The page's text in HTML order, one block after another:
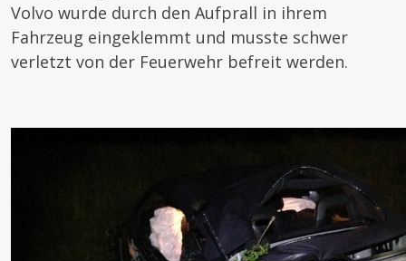
Volvo wurde durch den Aufprall in ihrem
Fahrzeug eingeklemmt und musste schwer
verletzt von der Feuerwehr befreit werden.